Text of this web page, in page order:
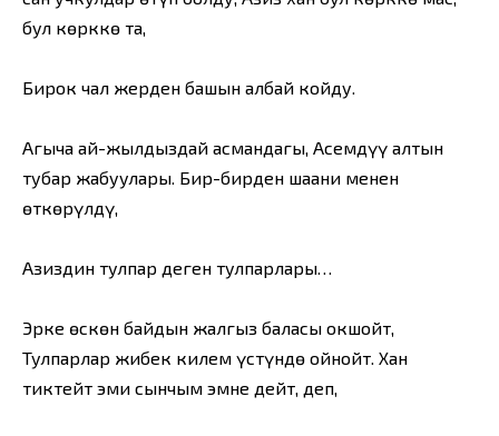
бул көрккө таң,
Бирок чал жерден башын албай койду.
Аңгыча ай-жылдыздай асмандагы, Асемдүү алтын
тубар жабуулары. Бир-бирден шаани менен
өткөрүлдү,
Азиздин тулпар деген тулпарлары…
Эрке өскөн байдын жалгыз баласы окшойт,
Тулпарлар жибек килем үстүндө ойнойт. Хан
тиктейт эми сынчым эмне дейт, деп,